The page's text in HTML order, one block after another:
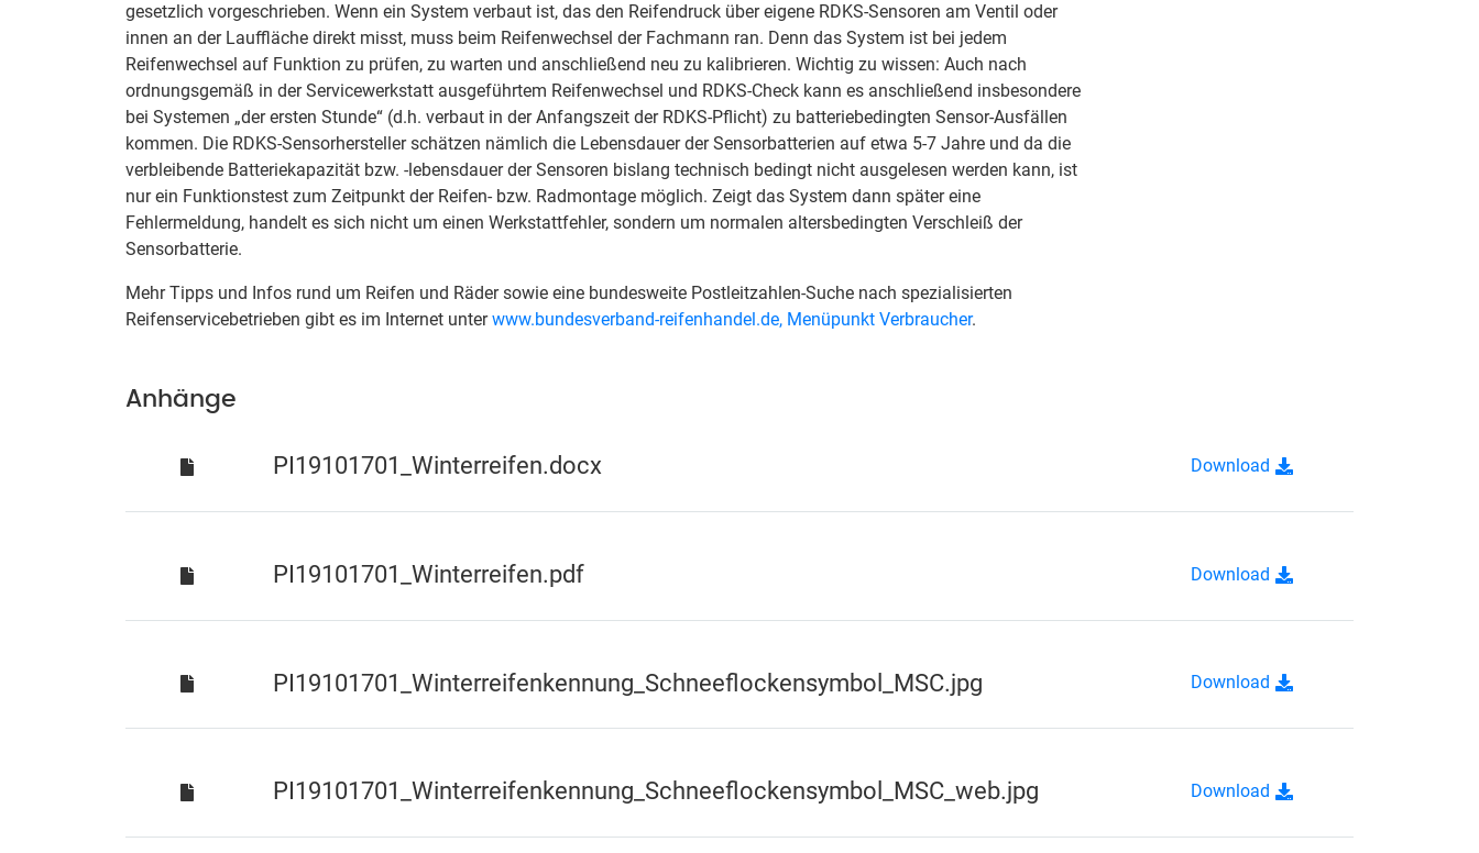
gesetzlich vorgeschrieben. Wenn ein System verbaut ist, das den Reifendruck über eigene RDKS-Sensoren am Ventil oder
innen an der Lauffläche direkt misst, muss beim Reifenwechsel der Fachmann ran. Denn das System ist bei jedem
Reifenwechsel auf Funktion zu prüfen, zu warten und anschließend neu zu kalibrieren. Wichtig zu wissen: Auch nach
ordnungsgemäß in der Servicewerkstatt ausgeführtem Reifenwechsel und RDKS-Check kann es anschließend insbesondere
bei Systemen „der ersten Stunde“ (d.h. verbaut in der Anfangszeit der RDKS-Pflicht) zu batteriebedingten Sensor-Ausfällen
kommen. Die RDKS-Sensorhersteller schätzen nämlich die Lebensdauer der Sensorbatterien auf etwa 5-7 Jahre und da die
verbleibende Batteriekapazität bzw. -lebensdauer der Sensoren bislang technisch bedingt nicht ausgelesen werden kann, ist
nur ein Funktionstest zum Zeitpunkt der Reifen- bzw. Radmontage möglich. Zeigt das System dann später eine
Fehlermeldung, handelt es sich nicht um einen Werkstattfehler, sondern um normalen altersbedingten Verschleiß der
Sensorbatterie.
Mehr Tipps und Infos rund um Reifen und Räder sowie eine bundesweite Postleitzahlen-Suche nach spezialisierten
Reifenservicebetrieben gibt es im Internet unterwww.bundesverband-reifenhandel.de, Menüpunkt Verbraucher.
Anhänge
PI19101701_Winterreifen.docx Download
PI19101701_Winterreifen.pdf Download
PI19101701_Winterreifenkennung_Schneeflockensymbol_MSC.jpg Download
PI19101701_Winterreifenkennung_Schneeflockensymbol_MSC_web.jpg Download